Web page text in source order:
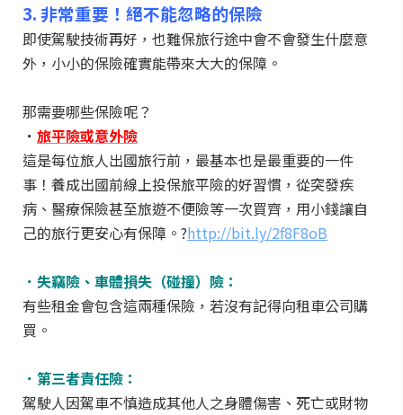
3. 非常重要！絕不能忽略的保險
即使駕駛技術再好，也難保旅行途中會不會發生什麼意
外，小小的保險確實能帶來大大的保障。
那需要哪些保險呢？
． 旅平險或意外險
這是每位旅人出國旅行前，最基本也是最重要的一件
事！養成出國前線上投保旅平險的好習慣，從突發疾
病、醫療保險甚至旅遊不便險等一次買齊，用小錢讓自
己的旅行更安心有保障。?http://bit.ly/2f8F8oB
．失竊險、車體損失（碰撞）險：
有些租金會包含這兩種保險，若沒有記得向租車公司購
買。
．第三者責任險：
駕駛人因駕車不慎造成其他人之身體傷害、死亡或財物